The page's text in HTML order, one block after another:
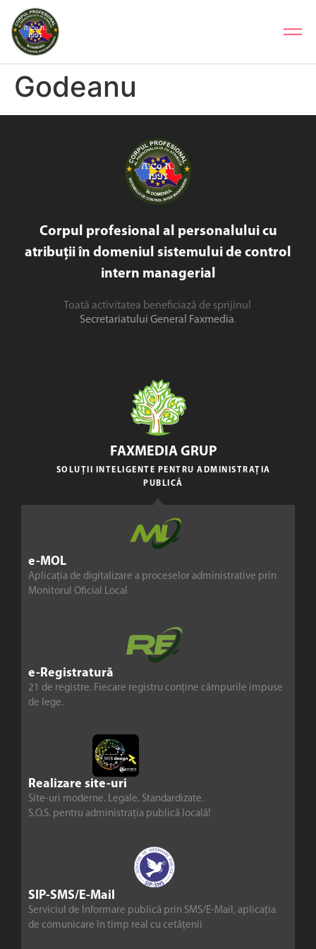
Godeanu
Corpul profesional al personalului cu
atribuții în domeniul sistemului de control
intern managerial
Toată activitatea beneficiază de sprijinul
Secretariatului General Faxmedia.
e-MOL
Aplicația de digitalizare a proceselor administrative prin
Monitorul Oficial Local
e-Registratură
21 de registre. Fiecare registru conține câmpurile impuse
de lege.
Realizare site-uri
Site-uri moderne. Legale. Standardizate.
S.O.S. pentru administrația publică locală!
SIP-SMS/E-Mail
Serviciul de Informare publică prin SMS/E-Mail, aplicația
de comunicare în timp real cu cetățenii
FAXMEDIA GRUP
SOLUȚII INTELIGENTE PENTRU ADMINISTRAȚIA
PUBLICĂ